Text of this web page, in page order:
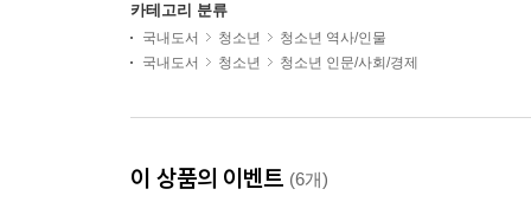
카테고리 분류
국내도서 청소년
청소년 역사/인물
국내도서
청소년 청소년 인문/사회/경제
이 상품의 이벤트 (6개)